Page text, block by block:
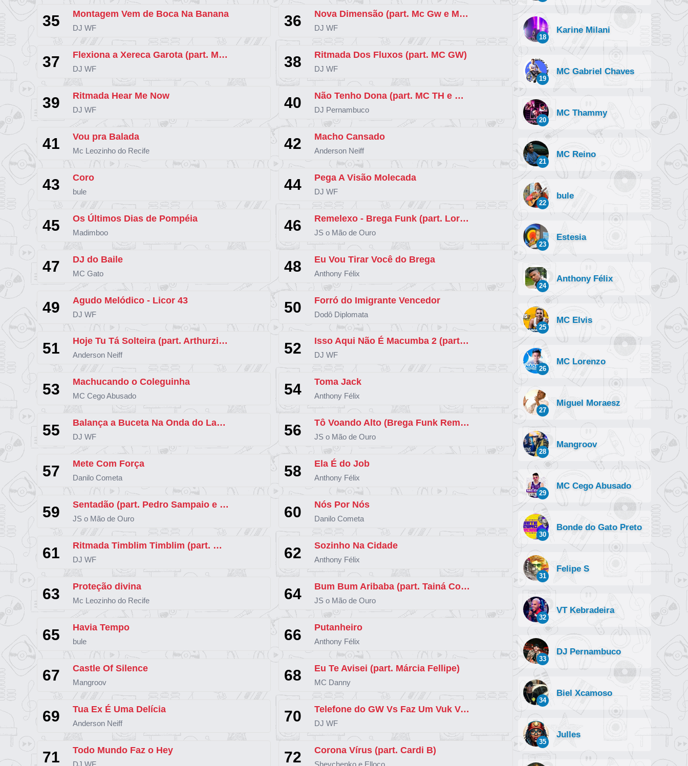
35 Montagem Vem de Boca Na Banana
DJ WF 36 Nova Dimensão (part. Mc Gw e Mc Alan)
DJ WF
37 Flexiona a Xereca Garota (part. MC GW)
DJ WF 38 Ritmada Dos Fluxos (part. MC GW)
DJ WF
39 Ritmada Hear Me Now
DJ WF 40 Não Tenho Dona (part. MC TH e MC Guimê)
DJ Pernambuco
41 Vou pra Balada
Mc Leozinho do Recife 42 Macho Cansado
Anderson Neiff
43 Coro
bule 44 Pega A Visão Molecada
DJ WF
45 Os Últimos Dias de Pompéia
Madimboo 46 Remelexo - Brega Funk (part. Lore Improta)
JS o Mão de Ouro
47 DJ do Baile
MC Gato 48 Eu Vou Tirar Você do Brega
Anthony Félix
49 Agudo Melódico - Licor 43
DJ WF 50 Forró do Imigrante Vencedor
Dodô Diplomata
51 Hoje Tu Tá Solteira (part. Arthurzinho Batedeira)
Anderson Neiff 52 Isso Aqui Não É Macumba 2 (part. MC GW e MC Magrinho)
DJ WF
53 Machucando o Coleguinha
MC Cego Abusado 54 Toma Jack
Anthony Félix
55 Balança a Buceta Na Onda do Lança (part. MC Magrinho e MC GW)
DJ WF 56 Tô Voando Alto (Brega Funk Remix) (part. MC Poze do Rodo, Thiaguinho MT e D
JS o Mão de Ouro
57 Mete Com Força
Danilo Cometa 58 Ela É do Job
Anthony Félix
59 Sentadão (part. Pedro Sampaio e Felipe Original)
JS o Mão de Ouro 60 Nós Por Nós
Danilo Cometa
61 Ritmada Timblim Timblim (part. MC Gw e MC K. K)
DJ WF 62 Sozinho Na Cidade
Anthony Félix
63 Proteção divina
Mc Leozinho do Recife 64 Bum Bum Aribaba (part. Tainá Costa e K2)
JS o Mão de Ouro
65 Havia Tempo
bule 66 Putanheiro
Anthony Félix
67 Castle Of Silence
Mangroov 68 Eu Te Avisei (part. Márcia Fellipe)
MC Danny
69 Tua Ex É Uma Delícia
Anderson Neiff 70 Telefone do GW Vs Faz Um Vuk Vuk (part. MC Kevin o Chris)
DJ WF
71 Todo Mundo Faz o Hey
DJ WF 72 Corona Vírus (part. Cardi B)
Shevchenko e Elloco
18
Karine Milani
19
MC Gabriel Chaves
20
MC Thammy
21
MC Reino
22
bule
23
Estesia
24
Anthony Félix
25
MC Elvis
26
MC Lorenzo
27
Miguel Moraesz
28
Mangroov
29
MC Cego Abusado
30
Bonde do Gato Preto
31
Felipe S
32
VT Kebradeira
33
DJ Pernambuco
34
Biel Xcamoso
35
Julles